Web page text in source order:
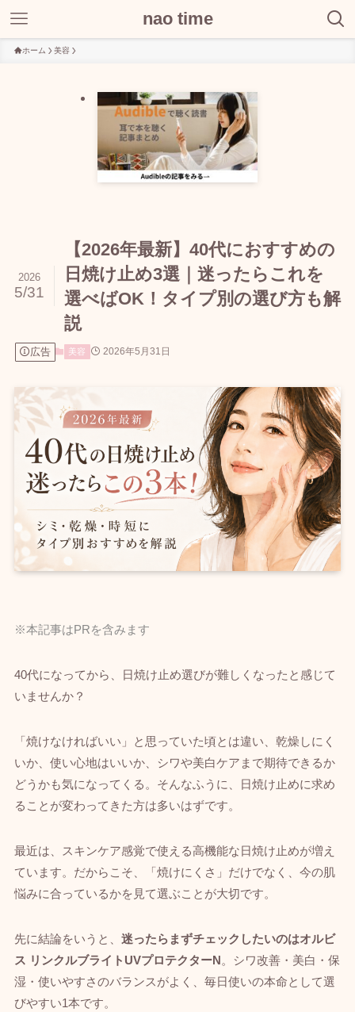
nao time
ホーム 美容
【2026年最新】40代におすすめの
日焼け止め3選｜迷ったらこれを
選べばOK！タイプ別の選び方も解
説
2026
5/31
広告 美容 2026年5月31日
※本記事はPRを含みます
40代になってから、日焼け止め選びが難しくなったと感じて
いませんか？
「焼けなければいい」と思っていた頃とは違い、乾燥しにく
いか、使い心地はいいか、シワや美白ケアまで期待できるか
どうかも気になってくる。そんなふうに、日焼け止めに求め
ることが変わってきた方は多いはずです。
最近は、スキンケア感覚で使える高機能な日焼け止めが増え
ています。だからこそ、「焼けにくさ」だけでなく、今の肌
悩みに合っているかを見て選ぶことが大切です。
先に結論をいうと、 迷ったらまずチェックしたいのはオルビ
ス リンクルブライトUVプロテクターN。シワ改善・美白・保
湿・使いやすさのバランスがよく、毎日使いの本命として選
びやすい1本です。